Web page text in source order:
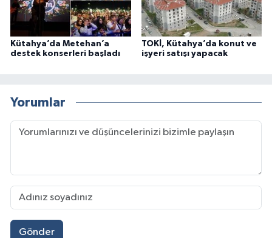
Kütahya’da Metehan’a
destek konserleri başladı
TOKİ, Kütahya’da konut ve
işyeri satışı yapacak
Yorumlar
Gönder